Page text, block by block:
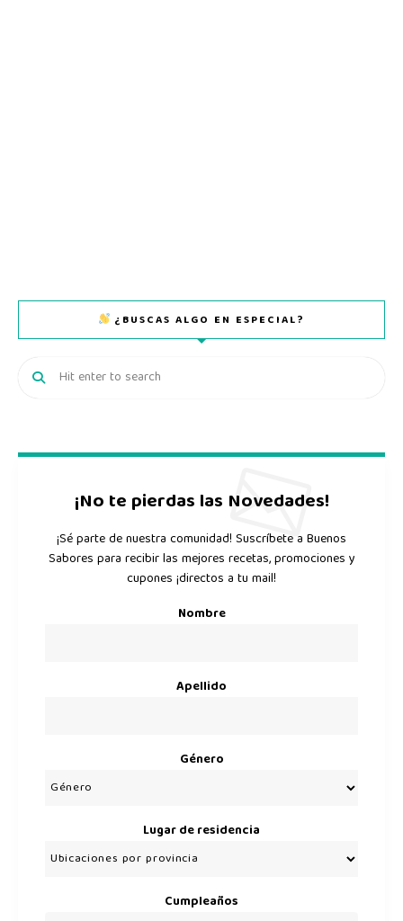
¿BUSCAS ALGO EN ESPECIAL?
¡No te pierdas las Novedades!
¡Sé parte de nuestra comunidad! Suscríbete a Buenos
Sabores para recibir las mejores recetas, promociones y
cupones ¡directos a tu mail!
Nombre
Apellido
Género
Lugar de residencia
Cumpleaños